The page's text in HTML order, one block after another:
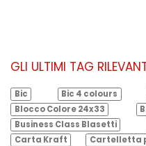
GLI ULTIMI TAG
Bic Bic 4 colours
Blocco Colore 24x33
Business Class Blasetti
Carta Kraft
Cartelletta